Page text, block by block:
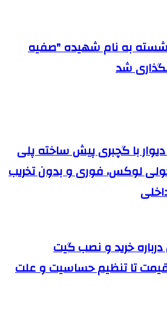
نشسته به نام شهیده "صفیه
شد
با گچبری پیش ساخته پلی
لوکس، فوری و بدون تخریب
خرید و نصب گیت
تا تنظیم حساسیت و علت